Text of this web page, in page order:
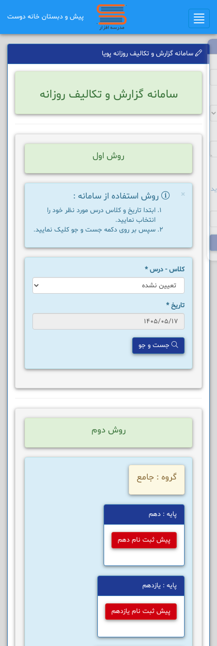
Toggle
navigation
پیش و دبستان خانه دوست
سامانه گزارش و تکالیف روزانه پویا
سامانه گزارش و تکالیف روزانه
روش اول
× روش استفاده از سامانه :
ابتدا تاریخ و کلاس درس مورد نظر خود را
انتخاب نمایید.
سپس بر روی دکمه جست و جو کلیک نمایید.
کلاس - درس*
تاریخ*
جست و جو
روش دوم
گروه : جامع
پایه : دهم
پیش ثبت نام دهم
پایه : یازدهم
پیش ثبت نام یازدهم